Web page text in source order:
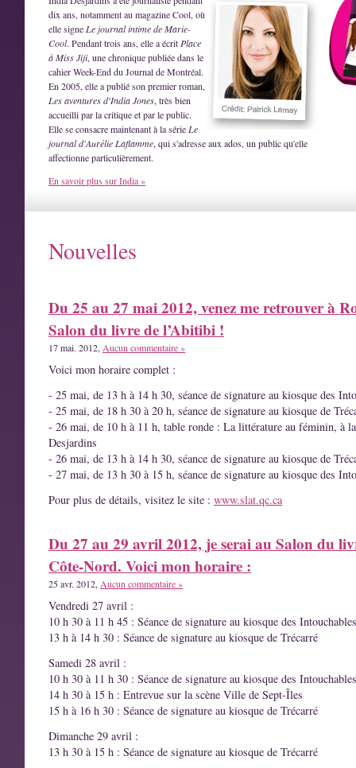
dix ans, notamment au magazine Cool, où
elle signe Le journal intime de Marie-
Cool. Pendant trois ans, elle a écrit Place
à Miss Jiji, une chronique publiée dans le
cahier Week-End du Journal de Montréal.
En 2005, elle a publié son premier roman,
Les aventures d'India Jones, très bien
accueilli par la critique et par le public.
Elle se consacre maintenant à la série Le
journal d'Aurélie Laflamme, qui s'adresse aux ados, un public qu'elle
affectionne particulièrement.
En savoir plus sur India »
Nouvelles
Du 25 au 27 mai 2012, venez me retrouver à
Salon du livre de l’Abitibi !
17 mai. 2012, Aucun commentaire »
Voici mon horaire complet :
- 25 mai, de 13 h à 14 h 30, séance de signature au kiosque des
- 25 mai, de 18 h 30 à 20 h, séance de signature au kiosque de
- 26 mai, de 10 h à 11 h, table ronde : La littérature au féminin, à
Desjardins
- 26 mai, de 13 h à 14 h 30, séance de signature au kiosque de
- 27 mai, de 13 h 30 à 15 h, séance de signature au kiosque des
Pour plus de détails, visitez le site : www.slat.qc.ca
Du 27 au 29 avril 2012, je serai au Salon du
Côte-Nord. Voici mon horaire :
25 avr. 2012, Aucun commentaire »
Vendredi 27 avril :
10 h 30 à 11 h 45 : Séance de signature au kiosque des Intouchables
13 h à 14 h 30 : Séance de signature au kiosque de Trécarré
Samedi 28 avril :
10 h 30 à 11 h 30 : Séance de signature au kiosque des Intouchables
14 h 30 à 15 h : Entrevue sur la scène Ville de Sept-Îles
15 h à 16 h 30 : Séance de signature au kiosque de Trécarré
Dimanche 29 avril :
13 h 30 à 15 h : Séance de signature au kiosque de Trécarré